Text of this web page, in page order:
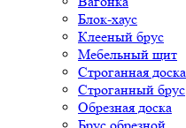
Блок-хаус
Клееный брус
Мебельный щит
Строганная доска
Строганный брус
Обрезная доска
Брус обрезной